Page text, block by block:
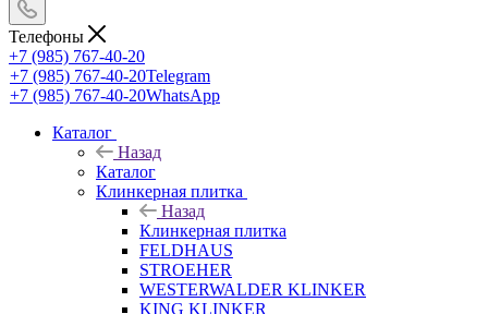
Телефоны
+7 (985) 767-40-20
+7 (985) 767-40-20Telegram
+7 (985) 767-40-20WhatsApp
Каталог
Назад
Каталог
Клинкерная плитка
Назад
Клинкерная плитка
FELDHAUS
STROEHER
WESTERWALDER KLINKER
KING KLINKER